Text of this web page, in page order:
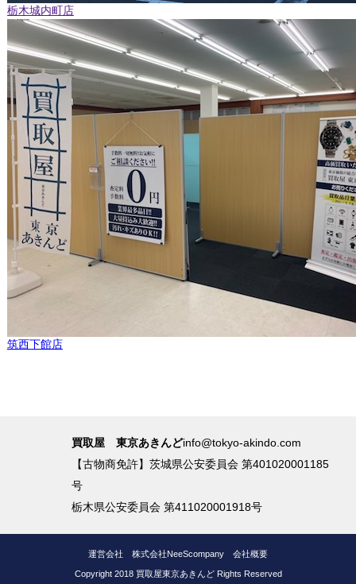
栃木城内町店
筑西下館店
買取屋 東京あきんどinfo@tokyo-akindo.com
【古物商免許】茨城県公安委員会 第401020001185
号
栃木県公安委員会 第411020001918号
運営会社 株式会社NeeScompany 会社概要
Copyright 2018 買取屋東京あきんど Rights Reserved